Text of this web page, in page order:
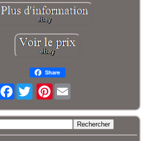
Share
Facebook Pinterest